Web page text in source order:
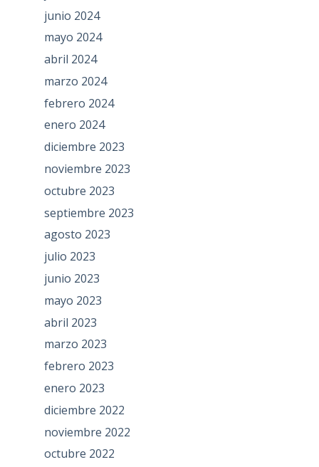
junio 2024
mayo 2024
abril 2024
marzo 2024
febrero 2024
enero 2024
diciembre 2023
noviembre 2023
octubre 2023
septiembre 2023
agosto 2023
julio 2023
junio 2023
mayo 2023
abril 2023
marzo 2023
febrero 2023
enero 2023
diciembre 2022
noviembre 2022
octubre 2022